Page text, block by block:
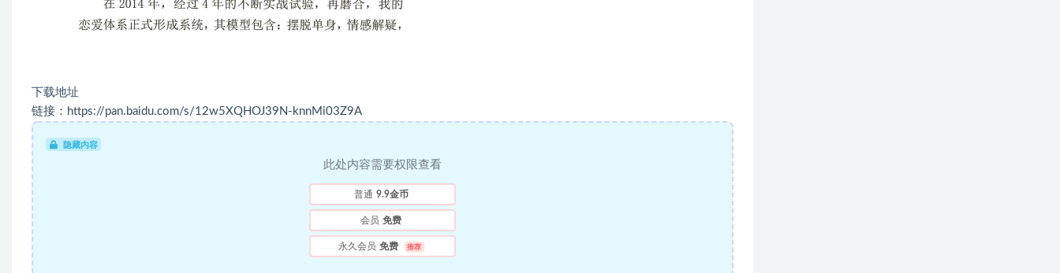
下载地址
链接：https://pan.baidu.com/s/12w5XQHOJ39N-knnMi03Z9A
隐藏内容
此处内容需要权限查看
普通 9.9金币
会员 免费
永久会员 免费 推荐